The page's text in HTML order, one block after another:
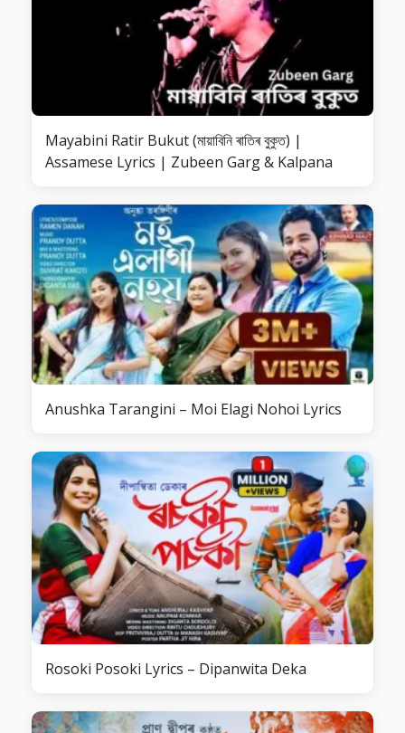
Mayabini Ratir Bukut (মায়াবিনি ৰাতিৰ বুকুত) |
Assamese Lyrics | Zubeen Garg & Kalpana
Anushka Tarangini – Moi Elagi Nohoi Lyrics
Rosoki Posoki Lyrics – Dipanwita Deka